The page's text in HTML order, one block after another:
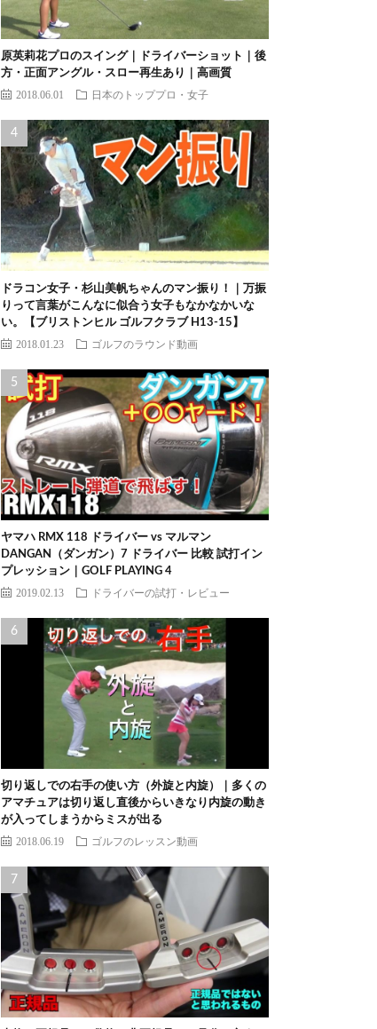
原英莉花プロのスイング｜ドライバーショット｜後
方・正面アングル・スロー再生あり｜高画質
2018.06.01 日本のトッププロ・女子
ドラコン女子・杉山美帆ちゃんのマン振り！｜万振
りって言葉がこんなに似合う女子もなかなかいな
い。【ブリストンヒル ゴルフクラブ H13-15】
2018.01.23 ゴルフのラウンド動画
ヤマハ RMX 118 ドライバー vs マルマン
DANGAN（ダンガン）7 ドライバー 比較 試打イン
プレッション｜GOLF PLAYING 4
2019.02.13 ドライバーの試打・レビュー
切り返しでの右手の使い方（外旋と内旋）｜多くの
アマチュアは切り返し直後からいきなり内旋の動き
が入ってしまうからミスが出る
2018.06.19 ゴルフのレッスン動画